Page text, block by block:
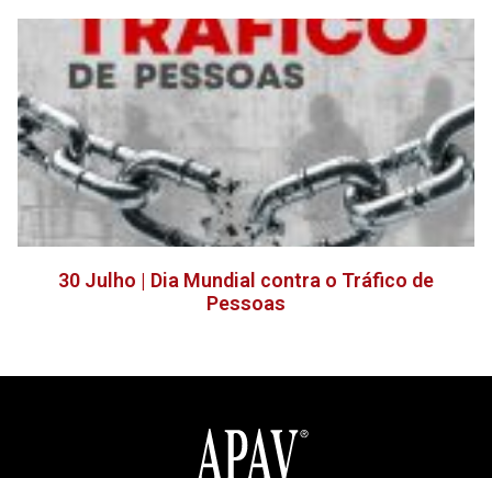
30 Julho | Dia Mundial contra o Tráfico de
Pessoas